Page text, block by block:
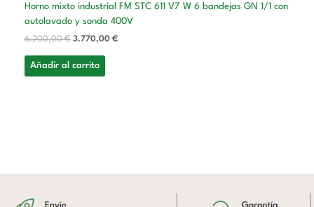
Horno mixto industrial FM STC 611 V7 W 6 bandejas GN 1/1 con
autolavado y sonda 400V
6.200,00€ 3.770,00 €
Añadir al carrito